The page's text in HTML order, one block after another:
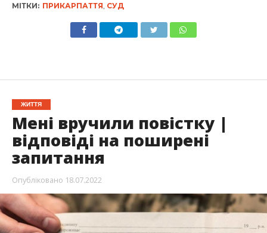
МІТКИ: ПРИКАРПАТТЯ СУД
ЖИТТЯ
Мені вручили повістку |
відповіді на поширені
запитання
Опубліковано 18.07.2022